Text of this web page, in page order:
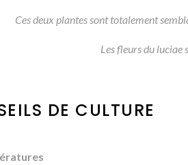
Ces deux plantes sont totalement
Les fleurs du luciae
DE CULTURE